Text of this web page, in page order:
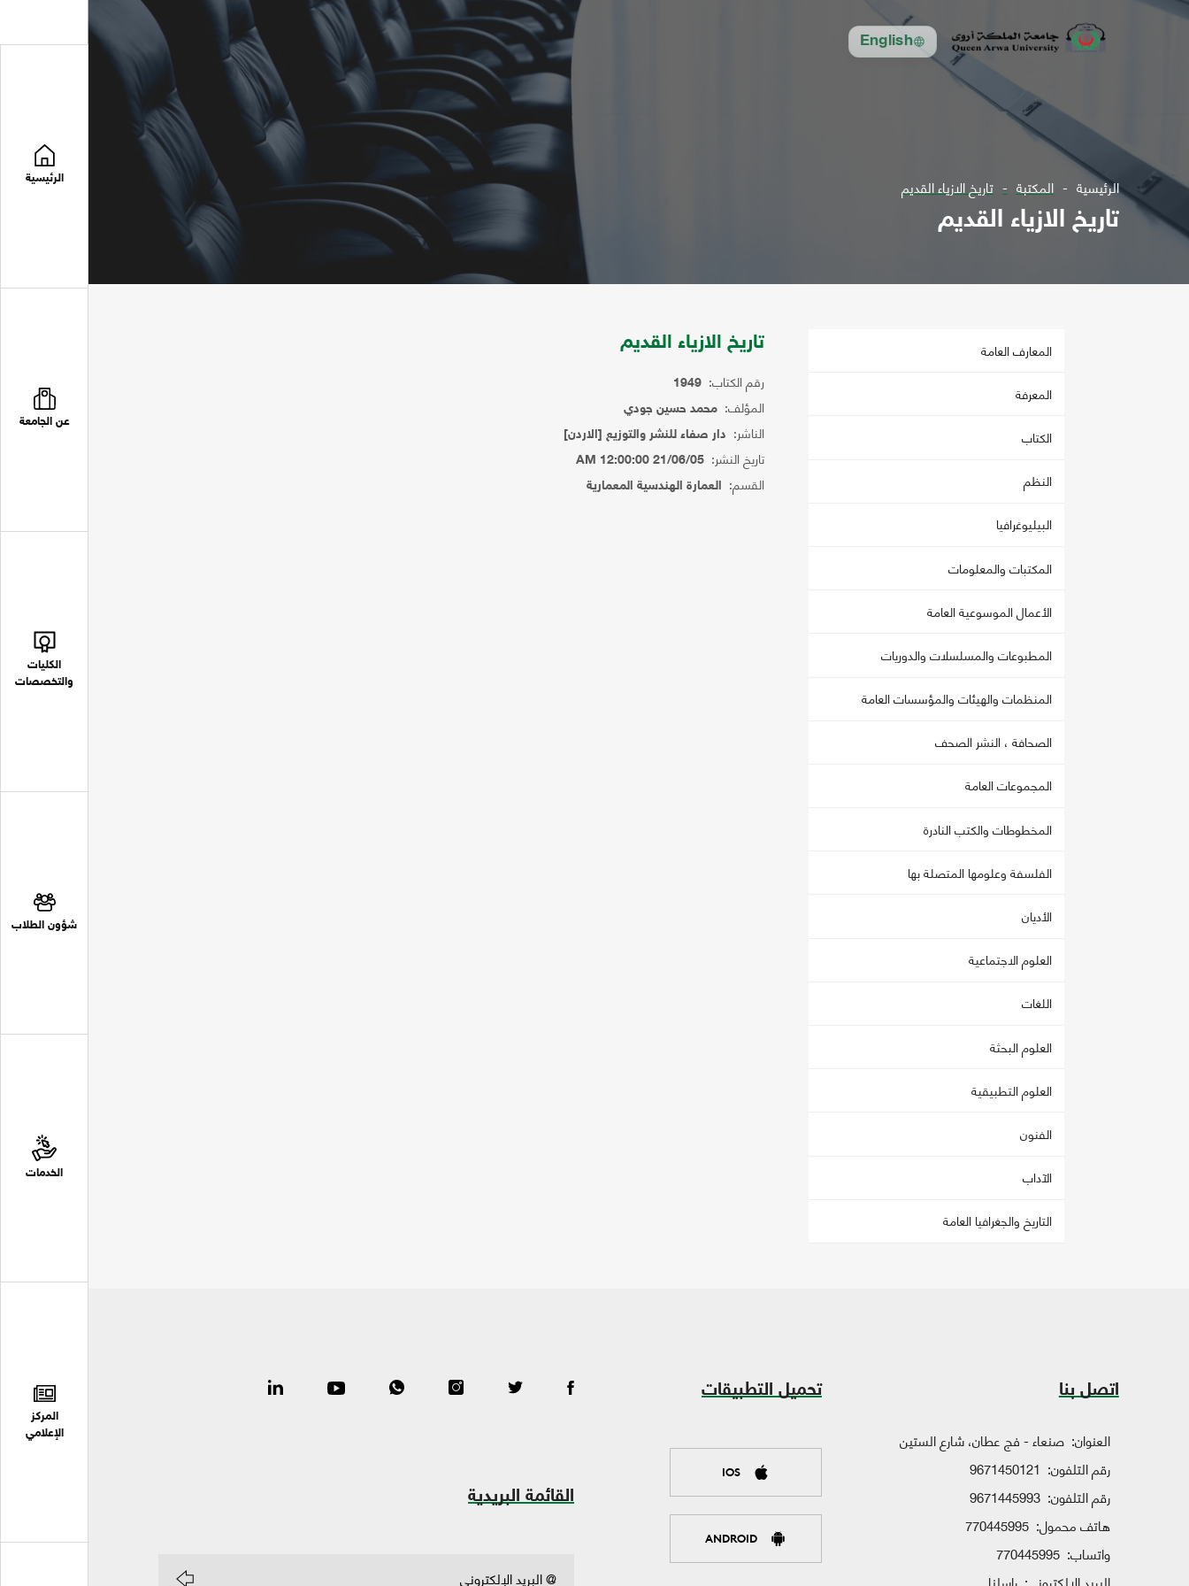
English
الرئيسية
عن الجامعة
الكليات
والتخصصات
شؤون الطلاب
الخدمات
المركز
الإعلامي
الرئيسية المكتبة تاريخ الازياء القديم
تاريخ الازياء القديم
المعارف العامة
المعرفة
الكتاب
النظم
البيليوغرافيا
المكتبات والمعلومات
الأعمال الموسوعية العامة
المطبوعات والمسلسلات والدوريات
المنظمات والهيئات والمؤسسات العامة
الصحافة ، النشر الصحف
المجموعات العامة
المخطوطات والكتب النادرة
الفلسفة وعلومها المتصلة بها
الأديان
العلوم الاجتماعية
اللغات
العلوم البحثة
العلوم التطبيقية
الفنون
الآداب
التاريخ والجغرافيا العامة
تاريخ الازياء القديم
رقم الكتاب: 1949
المؤلف: محمد حسين جودي
الناشر: دار صفاء للنشر والتوزيع [الاردن]
تاريخ النشر: 21/06/05 12:00:00 AM
القسم: العمارة الهندسية المعمارية
اتصل بنا
العنوان: صنعاء - فج عطان، شارع الستين
رقم التلفون: 9671450121
رقم التلفون: 9671445993
هاتف محمول: 770445995
واتساب: 770445995
تحميل التطبيقات
IOS
ANDROID
القائمة البريدية